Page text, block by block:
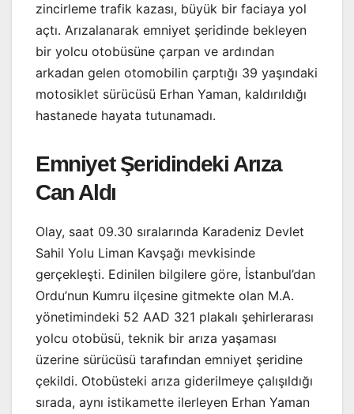
zincirleme trafik kazası, büyük bir faciaya yol
açtı. Arızalanarak emniyet şeridinde bekleyen
bir yolcu otobüsüne çarpan ve ardından
arkadan gelen otomobilin çarptığı 39 yaşındaki
motosiklet sürücüsü Erhan Yaman, kaldırıldığı
hastanede hayata tutunamadı.
Emniyet Şeridindeki Arıza
Can Aldı
Olay, saat 09.30 sıralarında Karadeniz Devlet
Sahil Yolu Liman Kavşağı mevkisinde
gerçekleşti. Edinilen bilgilere göre, İstanbul’dan
Ordu’nun Kumru ilçesine gitmekte olan M.A.
yönetimindeki 52 AAD 321 plakalı şehirlerarası
yolcu otobüsü, teknik bir arıza yaşaması
üzerine sürücüsü tarafından emniyet şeridine
çekildi. Otobüsteki arıza giderilmeye çalışıldığı
sırada, aynı istikamette ilerleyen Erhan Yaman